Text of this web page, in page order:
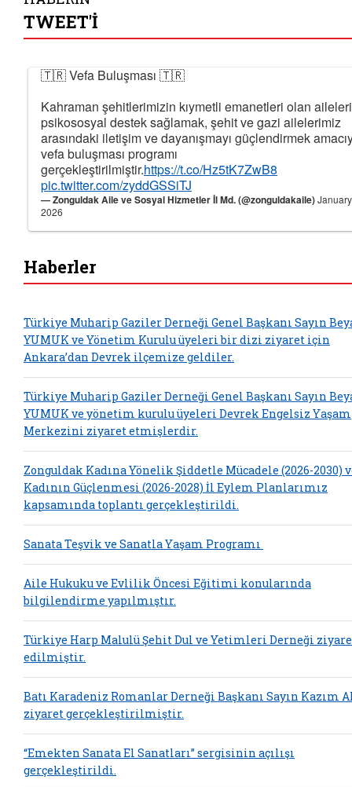
TWEET'İ
🇹🇷 Vefa Buluşması 🇹🇷
Kahraman şehitlerimizin kıymetli emanetleri olan
psikososyal destek sağlamak, şehit ve gazi ailelerimiz
arasındaki iletişim ve dayanışmayı güçlendirmek
vefa buluşması programı
gerçekleştirilmiştir.https://t.co/Hz5tK7ZwB8
pic.twitter.com/zyddGSSiTJ
— Zonguldak Aile ve Sosyal Hizmetler İl Md. (@zonguldakaile)
2026
Haberler
Türkiye Muharip Gaziler Derneği Genel Başkanı Sayın
YUMUK ve Yönetim Kurulu üyeleri bir dizi ziyaret için
Ankara’dan Devrek ilçemize geldiler.
Türkiye Muharip Gaziler Derneği Genel Başkanı Sayın
YUMUK ve yönetim kurulu üyeleri Devrek Engelsiz Yaşam
Merkezini ziyaret etmişlerdir.
Zonguldak Kadına Yönelik Şiddetle Mücadele (2026-2030)
Kadının Güçlenmesi (2026-2028) İl Eylem Planlarımız
kapsamında toplantı gerçekleştirildi.
Sanata Teşvik ve Sanatla Yaşam Programı
Aile Hukuku ve Evlilik Öncesi Eğitimi konularında
bilgilendirme yapılmıştır.
Türkiye Harp Malulü Şehit Dul ve Yetimleri Derneği
edilmiştir.
Batı Karadeniz Romanlar Derneği Başkanı Sayın Kazım
ziyaret gerçekleştirilmiştir.
“Emekten Sanata El Sanatları” sergisinin açılışı
gerçekleştirildi.